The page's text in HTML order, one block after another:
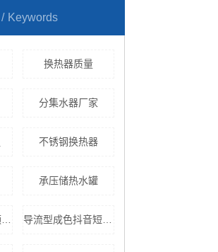
Keywords
换热器质量
分集水器厂家
不锈钢换热器
承压储热水罐
导流型成色抖音短视频大全